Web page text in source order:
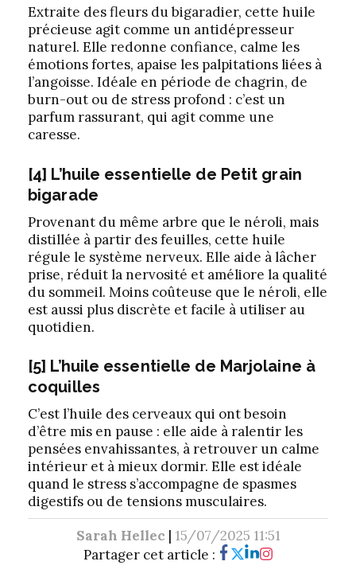
Extraite des fleurs du bigaradier, cette huile
précieuse agit comme un antidépresseur
naturel. Elle redonne confiance, calme les
émotions fortes, apaise les palpitations liées à
l’angoisse. Idéale en période de chagrin, de
burn-out ou de stress profond : c’est un
parfum rassurant, qui agit comme une
caresse.
[4] L’huile essentielle de Petit grain
bigarade
Provenant du même arbre que le néroli, mais
distillée à partir des feuilles, cette huile
régule le système nerveux. Elle aide à lâcher
prise, réduit la nervosité et améliore la qualité
du sommeil. Moins coûteuse que le néroli, elle
est aussi plus discrète et facile à utiliser au
quotidien.
[5] L’huile essentielle de Marjolaine à
coquilles
C’est l’huile des cerveaux qui ont besoin
d’être mis en pause : elle aide à ralentir les
pensées envahissantes, à retrouver un calme
intérieur et à mieux dormir. Elle est idéale
quand le stress s’accompagne de spasmes
digestifs ou de tensions musculaires.
Sarah Hellec | 15/07/2025 11:51
Partager cet article :